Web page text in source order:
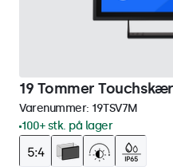
19 Tommer
Varenummer: 19TSV7M
100+ stk. på lager